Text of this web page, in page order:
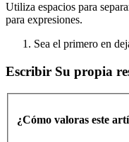
Utiliza espacios para
para expresiones.
Sea el primero en
Escribir Su propia
¿Cómo valoras este